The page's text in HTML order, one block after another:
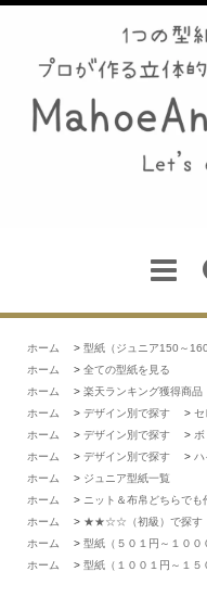
ホーム > 型紙（ジュニア150～160
ホーム
> 全ての型紙を見る
ホーム
> 楽天ランキング獲得商品
ホーム
> デザイン別で探す > セ
ホーム
> デザイン別で探す >
ホーム
> デザイン別で探す >
ホーム
> ジュニア型紙一覧
ホーム
> ニット＆布帛どちらでも
ホーム
> ★★☆☆（初級）で探す
ホーム
> 型紙（５０１円～１００
ホーム
> 型紙（１００１円～１５